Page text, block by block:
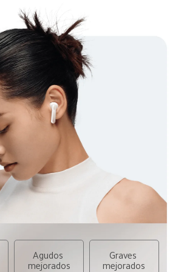
Agudos
mejorados
Graves
mejorados